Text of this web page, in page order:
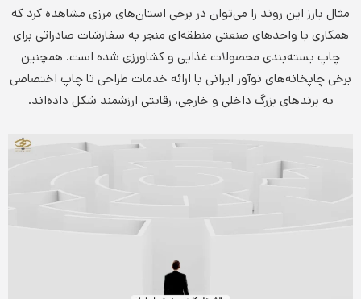
مثال بارز این روند را می‌توان در برخی استان‌های مرزی مشاهده کرد که
همکاری با واحدهای صنعتی منطقه‌ای منجر به سفارشات صادراتی برای
چاپ بسته‌بندی محصولات غذایی و کشاورزی شده است. همچنین
برخی چاپخانه‌های نوآور ایرانی با ارائه خدمات طراحی تا چاپ اختصاصی
به برندهای بزرگ داخلی و خارجی، رقابتی ارزشمند شکل داده‌اند.